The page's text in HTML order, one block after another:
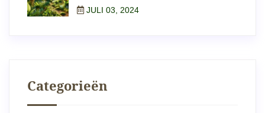
JULI 03, 2024
Categorieën